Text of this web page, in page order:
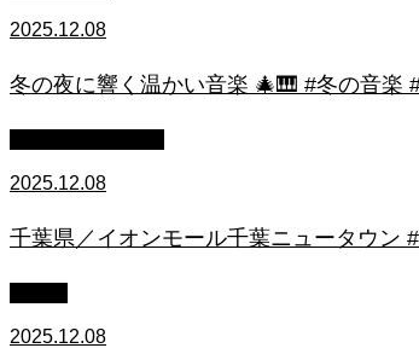
2025.12.08
冬の夜に響く温かい音楽 🎄🎹 #冬の音楽
2025.12.08
千葉県／イオンモール千葉ニュータウン
2025.12.08